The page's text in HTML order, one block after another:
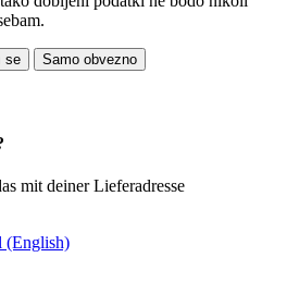
se Samo obvezno
mit deiner Lieferadresse
(English)